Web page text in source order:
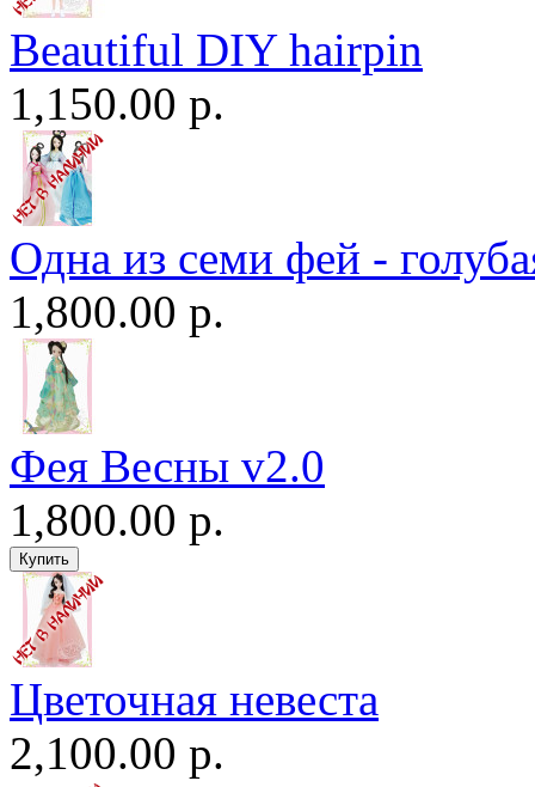
Beautiful DIY hairpin
1,150.00 р.
Одна из семи фей -
1,800.00 р.
Фея Весны v2.0
1,800.00 р.
Цветочная невеста
2,100.00 р.